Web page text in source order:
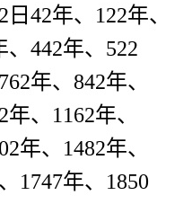
42年、122年、
、442年、522
年、842年、
、1162年、
年、1482年、
1747年、1850